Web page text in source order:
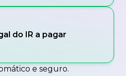
do IR a pagar
e seguro.